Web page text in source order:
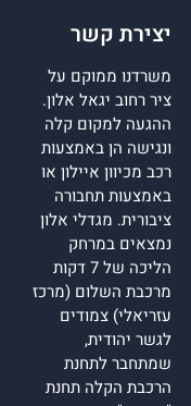
יצירת קשר
משרדנו ממוקם על
ציר רחוב יגאל אלון.
ההגעה למקום קלה
ונגישה הן באמצעות
רכב מכיוון איילון או
באמצעות תחבורה
ציבורית. מגדלי אלון
נמצאים במרחק
הליכה של 7 דקות
מרכבת השלום (מרכז
עזריאלי) צמודים
לגשר יהודית,
שמתחבר לתחנת
הרכבת הקלה תחנת